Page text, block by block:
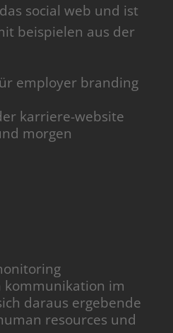
social web und ist
beispielen aus der
employer branding
karriere-website
morgen
kommunikation im
daraus ergebende
resources und